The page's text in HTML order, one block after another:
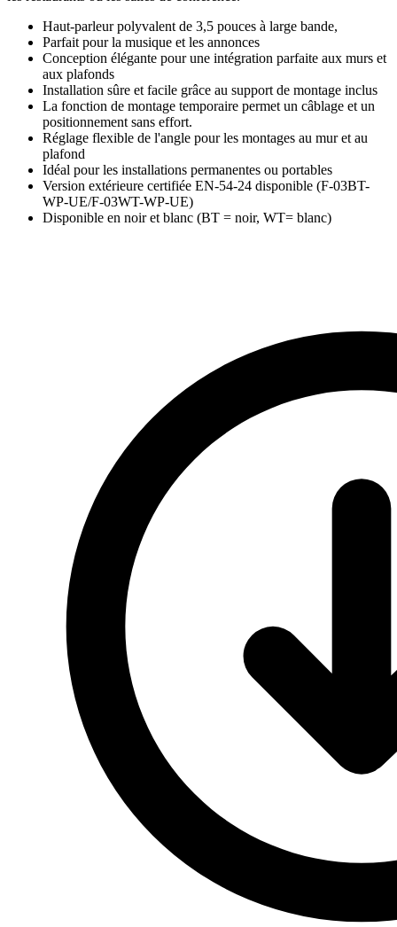
Haut-parleur polyvalent de 3,5 pouces à large bande,
Parfait pour la musique et les annonces
Conception élégante pour une intégration parfaite aux murs et
aux plafonds
Installation sûre et facile grâce au support de montage inclus
La fonction de montage temporaire permet un câblage et un
positionnement sans effort.
Réglage flexible de l'angle pour les montages au mur et au
plafond
Idéal pour les installations permanentes ou portables
Version extérieure certifiée EN-54-24 disponible (F-03BT-
WP-UE/F-03WT-WP-UE)
Disponible en noir et blanc (BT = noir, WT= blanc)